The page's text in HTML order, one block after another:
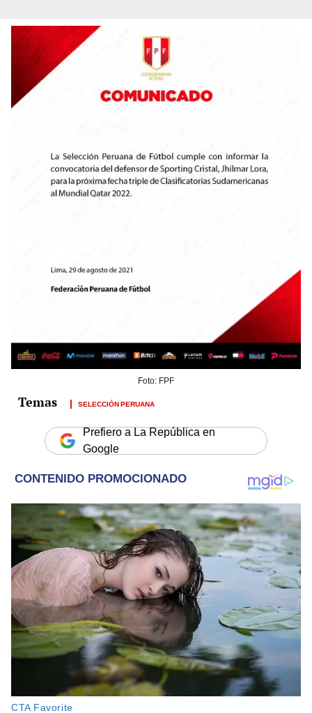
Foto: FPF
SELECCIÓN PERUANA
Prefiero a La República en
Google